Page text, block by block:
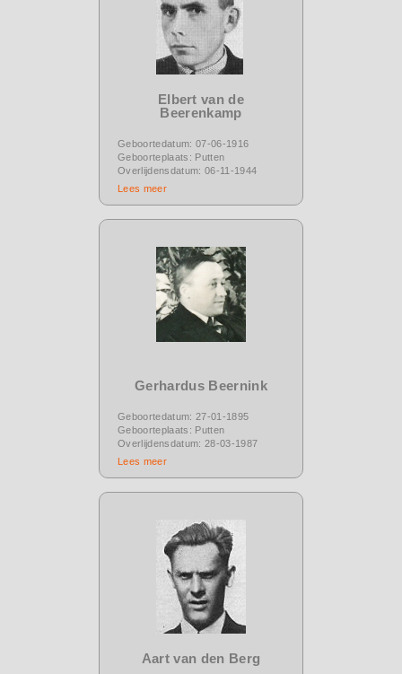
Elbert van de
Beerenkamp
Geboortedatum: 07-06-1916
Geboorteplaats: Putten
Overlijdensdatum: 06-11-1944
Lees meer
Gerhardus Beernink
Geboortedatum: 27-01-1895
Geboorteplaats: Putten
Overlijdensdatum: 28-03-1987
Lees meer
Aart van den Berg